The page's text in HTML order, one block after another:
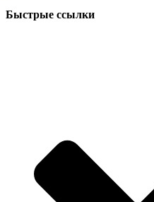
Быстрые ссылки